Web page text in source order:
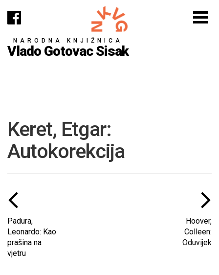
NARODNA KNJIŽNICA
Vlado Gotovac Sisak
Keret, Etgar:
Autokorekcija
Padura,
Leonardo: Kao
prašina na
vjetru
Hoover,
Colleen:
Oduvijek